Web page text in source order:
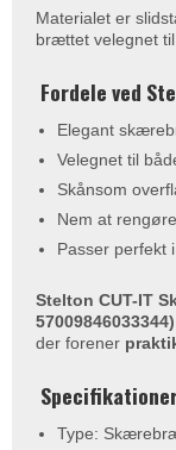
Materialet er
brættet velegnet til
Fordele ved
Elegant
Velegnet til
Skånsom
Nem at
Passer perfekt
Stelton CUT-IT
57009846033344)
der forener
Type: